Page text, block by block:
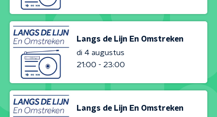
Langs de Lijn En Omstreken
di 4 augustus
21:00 - 23:00
Langs de Lijn En Omstreken